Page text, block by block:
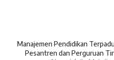
Manajemen Pendidikan
Pesantren dan Perguruan